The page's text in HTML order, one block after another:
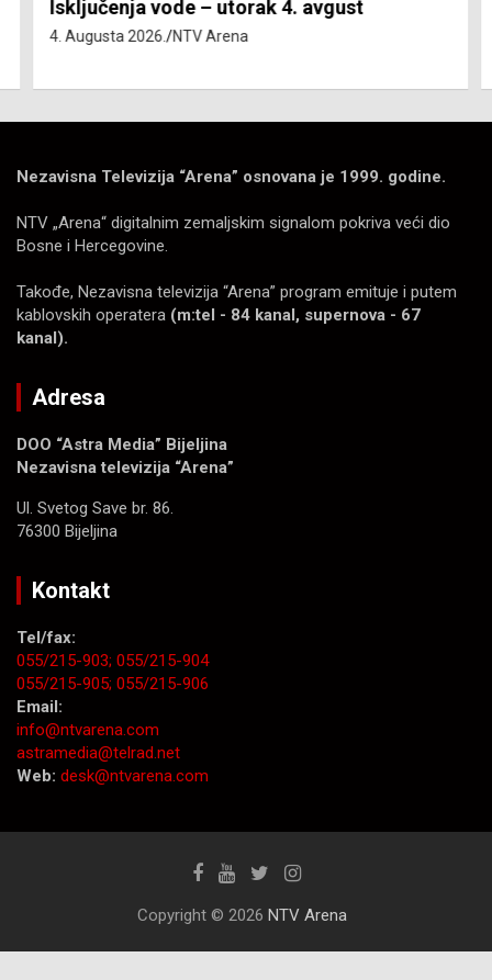
Isključenja vode – utorak 4. avgust
4. Augusta 2026. NTV Arena
Nezavisna Televizija “Arena” osnovana je 1999. godine.
NTV „Arena“ digitalnim zemaljskim signalom pokriva veći dio
Bosne i Hercegovine.
Takođe, Nezavisna televizija “Arena” program emituje i putem
kablovskih operatera (m:tel - 84 kanal, supernova - 67
kanal).
Adresa
DOO “Astra Media” Bijeljina
Nezavisna televizija “Arena”
Ul. Svetog Save br. 86.
76300 Bijeljina
Kontakt
Tel/fax:
055/215-903; 055/215-904
055/215-905; 055/215-906
Email:
info@ntvarena.com
astramedia@telrad.net
Web: desk@ntvarena.com
Copyright © 2026 NTV Arena